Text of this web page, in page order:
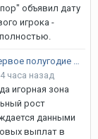
объявил дату
игрока -
4 часа назад
игорная зона
рост
данными
выплат в